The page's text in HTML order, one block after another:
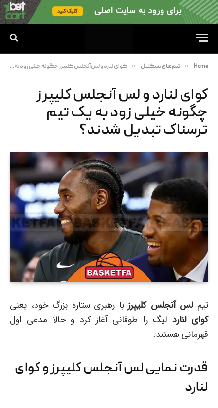
Home
» تیم‌های بسکتبال » کوای لنارد و لس آنجلس کلیپرز چگونه خیلی زود به یک تیم ترسناک تبدیل شدند؟
کوای لنارد و لس آنجلس کلیپرز
چگونه خیلی زود به یک تیم
ترسناک تبدیل شدند؟
تیملس آنجلس کلیپرزبا رهبری ستاره بزرگ خود، یعنی
کوای لنارد لیگ را طوفانی آغاز کرد و حالا مدعی اول
قهرمانی هستند.
قدرت نمایی لس آنجلس کلیپرز و کوای
لنارد